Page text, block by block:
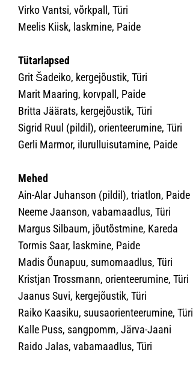
Virko Vantsi, võrkpall, Türi
Meelis Kiisk, laskmine, Paide
Tütarlapsed
Grit Šadeiko, kergejõustik, Türi
Marit Maaring, korvpall, Paide
Britta Jäärats, kergejõustik, Türi
Sigrid Ruul (pildil), orienteerumine, Türi
Gerli Marmor, ilurulluisutamine, Paide
Mehed
Ain-Alar Juhanson (pildil), triatlon, Paide
Neeme Jaanson, vabamaadlus, Türi
Margus Silbaum, jõutõstmine, Kareda
Tormis Saar, laskmine, Paide
Madis Õunapuu, sumomaadlus, Türi
Kristjan Trossmann, orienteerumine, Türi
Jaanus Suvi, kergejõustik, Türi
Raiko Kaasiku, suusaorienteerumine, Türi
Kalle Puss, sangpomm, Järva-Jaani
Raido Jalas, vabamaadlus, Türi